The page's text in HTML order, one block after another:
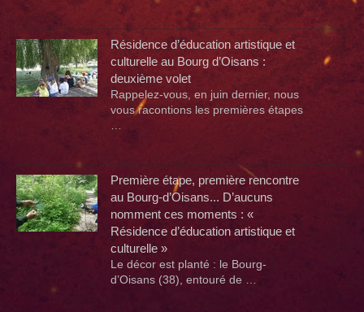
Résidence d’éducation artistique et
culturelle au Bourg d’Oisans :
deuxième volet
Rappelez-vous, en juin dernier, nous
vous racontions les premières étapes
Première étape, première rencontre
au Bourg-d’Oisans... D’aucuns
nomment ces moments : «
Résidence d’éducation artistique et
culturelle »
Le décor est planté : le Bourg-
d’Oisans (38), entouré de …